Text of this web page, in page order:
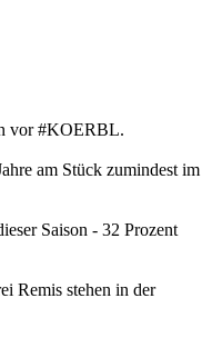
vor #KOERBL.
am Stück zumindest im
Saison - 32 Prozent
Remis stehen in der